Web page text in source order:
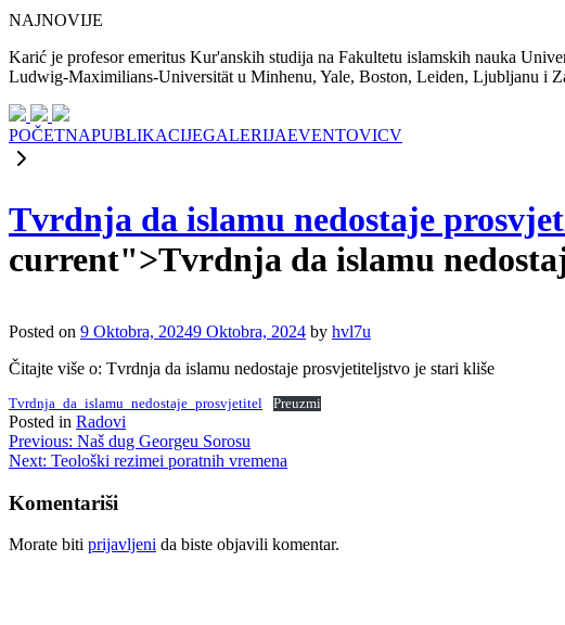
NAJNOVIJE
Karić je profesor emeritus Kur'anskih studija na Fakultetu islamskih nauka
Ludwig-Maximilians-Universität u Minhenu, Yale, Boston, Leiden, Ljubljanu i
POČETNAPUBLIKACIJEGALERIJAEVENTOVICV
Tvrdnja da islamu nedostaje
current">Tvrdnja da islamu
Posted on 9 Oktobra, 20249 Oktobra, 2024 by hvl7u
Čitajte više o: Tvrdnja da islamu nedostaje prosvjetiteljstvo je stari kliše
Tvrdnja_da_islamu_nedostaje_prosvjetitel Preuzmi
Posted in Radovi
Navigacija
članaka
Previous: Naš dug Georgeu Sorosu
Next: Teološki rezimei poratnih vremena
Komentariši
Morate biti prijavljeni da biste objavili komentar.